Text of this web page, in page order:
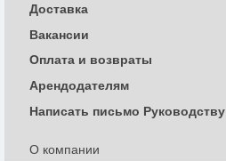
О компании
Доставка
Вакансии
Оплата и возвраты
Арендодателям
Написать письмо Руководству